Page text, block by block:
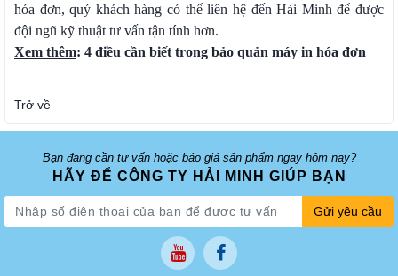
hóa đơn, quý khách hàng có thể liên hệ đến Hải Minh để được
đội ngũ kỹ thuật tư vấn tận tính hơn.
Xem thêm: 4 điều cần biết trong bảo quản máy in hóa đơn
Trở về
Bạn đang cần tư vấn hoặc báo giá sản phẩm ngay hôm nay?
HÃY ĐỂ CÔNG TY HẢI MINH GIÚP BẠN
Gửi yêu cầu